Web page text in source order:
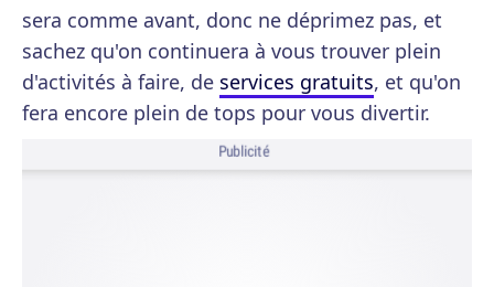
sera comme avant, donc ne déprimez pas, et
sachez qu'on continuera à vous trouver plein
d'activités à faire, de services gratuits, et qu'on
fera encore plein de tops pour vous divertir.
Publicité